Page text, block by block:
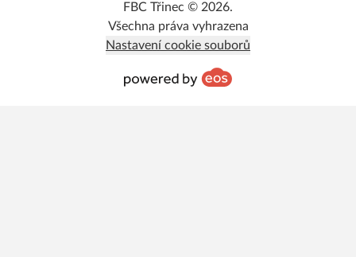
FBC Třinec © 2026.
Všechna práva vyhrazena
Nastavení cookie souborů